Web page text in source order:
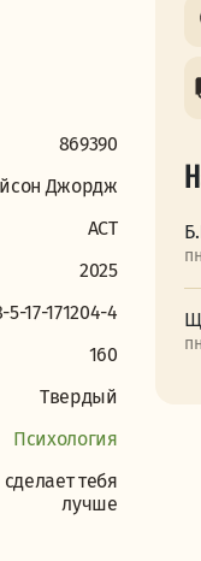
869390
Джордж
АСТ
2025
5-17-171204-4
160
Твердый
Психология
тебя
лучше